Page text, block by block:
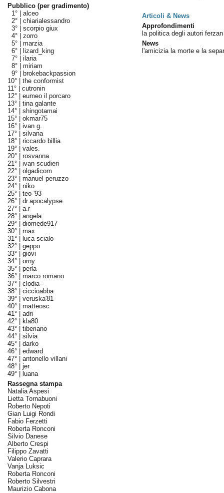
Pubblico (per gradimento)
1° | alceo
2° | chiarialessandro
3° | scorpio giux
4° | zorro
5° | marzia
6° |
lizard_king
7° | ilaria
8° | miriam
9° |
brokebackpassion
10° | the conformist
11° | cutronin
12° | eumeo il porcaro
13° | tina galante
14° | shingotamai
15° | okmar75
16° | ivan g.
17° | silvana
18° | riccardo billia
19° | vales.
20° | rosvanna
21° | ivan scudieri
22° | olgadicom
23° | manuel peruzzo
24° | niko
25° | teo '93
26° | dr.apocalypse
27° | a.r
28° | angela
29° | diomede917
30° | max
31° |
luca scialo
32° | geppo
33° | giovi
34° | orny
35° | perla
36° | marco romano
37° | clodia--
38° | ciccioabba
39° | veruska'81
40° | matteosc
41° | adri
42° |
kla80
43° | tiberiano
44° | silvia
45° | darko
46° | edward
47° | antonello villani
48° | jer
49° |
luana
Rassegna stampa
Natalia Aspesi
Lietta Tornabuoni
Roberto Nepoti
Gian Luigi Rondi
Fabio Ferzetti
Roberta Ronconi
Silvio Danese
Alberto Crespi
Filippo Zavatti
Valerio Caprara
Vanja Luksic
Roberta Ronconi
Roberto Silvestri
Maurizio Cabona
Articoli & News
Approfondimenti
la politica degli autori
News
l'amicizia la morte e la